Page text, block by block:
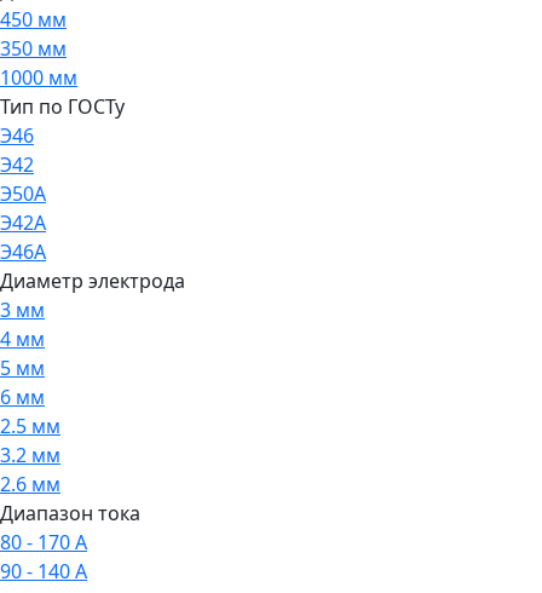
450 мм
350 мм
1000 мм
Тип по ГОСТу
Э46
Э42
Э50А
Э42А
Э46А
Диаметр электрода
3 мм
4 мм
5 мм
6 мм
2.5 мм
3.2 мм
2.6 мм
Диапазон тока
80 - 170 А
90 - 140 А